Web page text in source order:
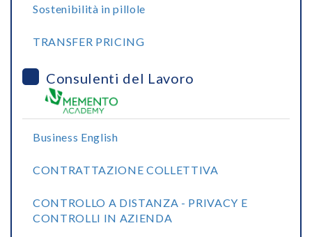
Sostenibilità in pillole
TRANSFER PRICING
Consulenti del Lavoro
Business English
CONTRATTAZIONE COLLETTIVA
CONTROLLO A DISTANZA - PRIVACY E
CONTROLLI IN AZIENDA